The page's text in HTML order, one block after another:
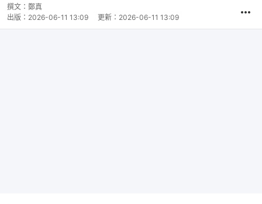
撰文： 鄭真
出版： 2026-06-11 13:09 更新： 2026-06-11 13:09